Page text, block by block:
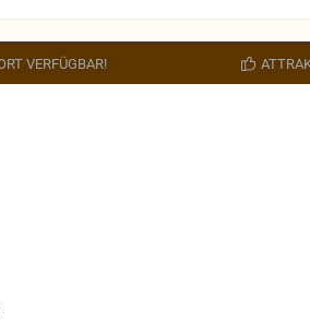
VERFÜGBAR!